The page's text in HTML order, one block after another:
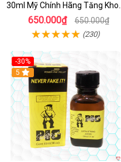
30ml Mỹ Chính Hãng Tăng Khoái
Cảm
650.000₫ 650.000₫
(230)
-30%
5